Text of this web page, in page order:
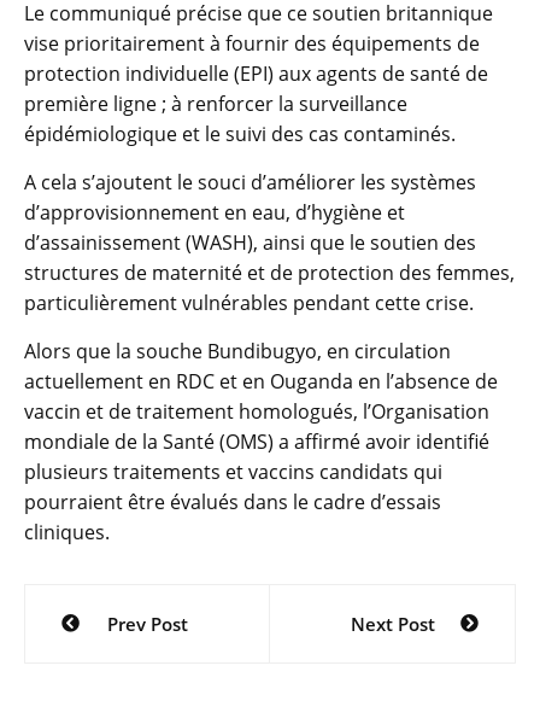
Le communiqué précise que ce soutien britannique
vise prioritairement à fournir des équipements de
protection individuelle (EPI) aux agents de santé de
première ligne ; à renforcer la surveillance
épidémiologique et le suivi des cas contaminés.
A cela s’ajoutent le souci d’améliorer les systèmes
d’approvisionnement en eau, d’hygiène et
d’assainissement (WASH), ainsi que le soutien des
structures de maternité et de protection des femmes,
particulièrement vulnérables pendant cette crise.
Alors que la souche Bundibugyo, en circulation
actuellement en RDC et en Ouganda en l’absence de
vaccin et de traitement homologués, l’Organisation
mondiale de la Santé (OMS) a affirmé avoir identifié
plusieurs traitements et vaccins candidats qui
pourraient être évalués dans le cadre d’essais
cliniques.
Navigation
Prev Post Next Post